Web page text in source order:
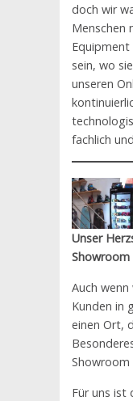
doch wir
Menschen
sein, wo
unseren
fachlich
Unser
Auch
Kunden in
einen Ort,
Showroom
Für uns ist